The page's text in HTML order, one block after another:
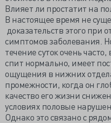
Влияет ли простатит на
В настоящее время не
доказательств этого при
симптомов заболевания.
течение суток очень
спит нормально, имеет
ощущения в нижних
промежности, когда он
качество его жизни
условиях половые
Однако это связано с